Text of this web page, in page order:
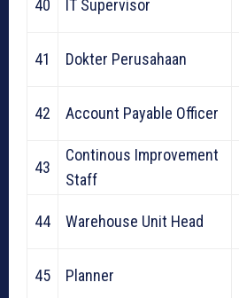
40 IT Supervisor
41 Dokter Perusahaan
42 Account Payable Officer
43
Continous Improvement
Staff
44 Warehouse Unit Head
45 Planner